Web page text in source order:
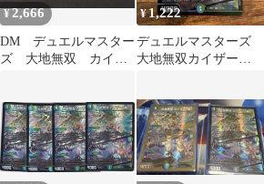
¥2,666
DM デュエルマスター
ズ 大地無双 カイザ
(秘)N3/(秘)N25
26EX1 2枚セット ※
商品説明文確認
¥1,222
デュエルマスターズ
大地無双カイザー